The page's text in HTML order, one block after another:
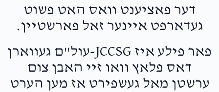
דער פאציענט וואס האט פשוט
געדארפט איינער זאל פארשטיין.
פאר פילע איז JCCSG-עול"ם געווארן
דאס פלאץ וואו זיי האבן צום
ערשטן מאל געשפירט אז מען הערט